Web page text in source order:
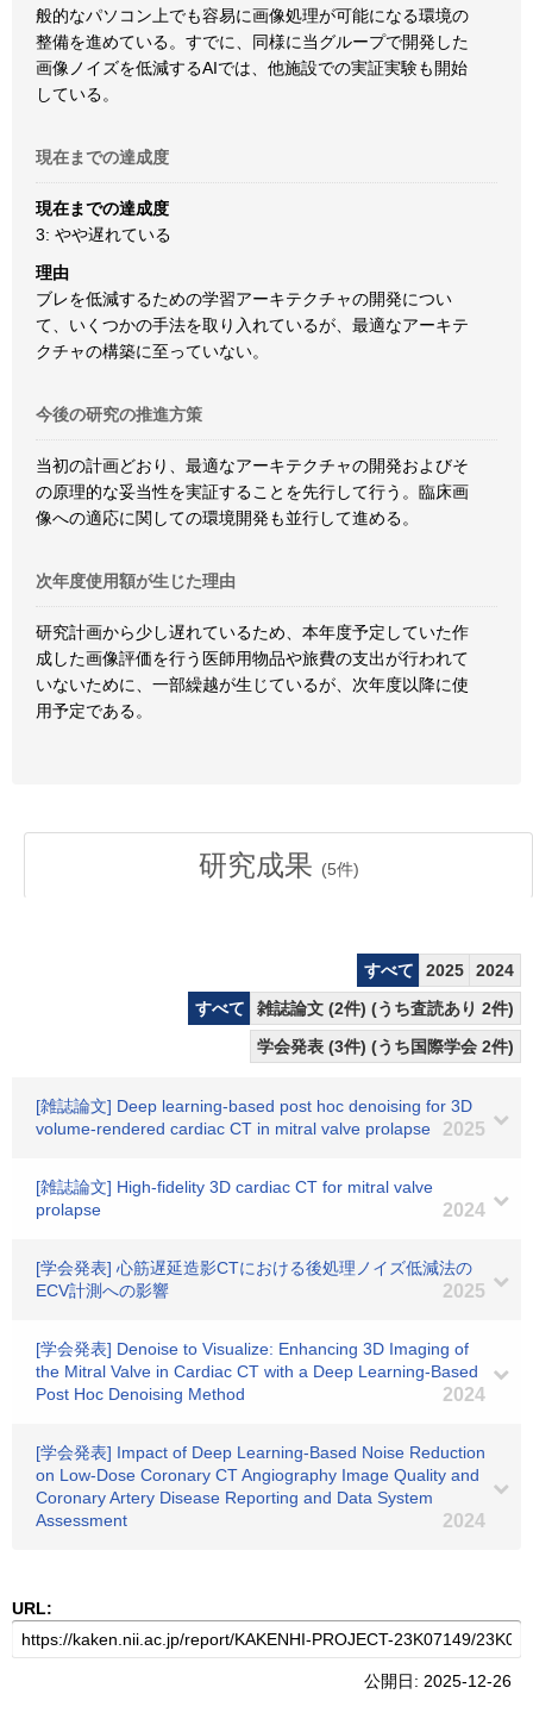
般的なパソコン上でも容易に画像処理が可能になる環境の
整備を進めている。すでに、同様に当グループで開発した
画像ノイズを低減するAIでは、他施設での実証実験も開始
している。
現在までの達成度
現在までの達成度
3: やや遅れている
理由
ブレを低減するための学習アーキテクチャの開発につい
て、いくつかの手法を取り入れているが、最適なアーキテ
クチャの構築に至っていない。
今後の研究の推進方策
当初の計画どおり、最適なアーキテクチャの開発およびそ
の原理的な妥当性を実証することを先行して行う。臨床画
像への適応に関しての環境開発も並行して進める。
次年度使用額が生じた理由
研究計画から少し遅れているため、本年度予定していた作
成した画像評価を行う医師用物品や旅費の支出が行われて
いないために、一部繰越が生じているが、次年度以降に使
用予定である。
研究成果 (5件)
すべて 2025
2024
すべて
雑誌論文 (2件) (うち査読あり 2件)
学会発表 (3件) (うち国際学会 2件)
[雑誌論文] Deep learning-based post hoc denoising for 3D
volume-rendered cardiac CT in mitral valve prolapse
2025
[雑誌論文] High-fidelity 3D cardiac CT for mitral valve
prolapse
2024
[学会発表] 心筋遅延造影CTにおける後処理ノイズ低減法の
ECV計測への影響
2025
[学会発表] Denoise to Visualize: Enhancing 3D Imaging of
the Mitral Valve in Cardiac CT with a Deep Learning-Based
Post Hoc Denoising Method
2024
[学会発表] Impact of Deep Learning-Based Noise Reduction
on Low-Dose Coronary CT Angiography Image Quality and
Coronary Artery Disease Reporting and Data System
Assessment
2024
URL:
公開日: 2025-12-26